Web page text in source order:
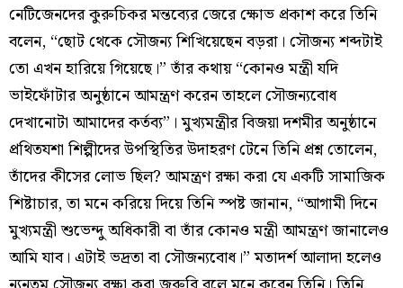
নেটিজেনদের কুরুচিকর মন্তব্যের জেরে ক্ষোভ প্রকাশ করে তিনি
বলেন, “ছোট থেকে সৌজন্য শিখিয়েছেন বড়রা। সৌজন্য শব্দটাই
তো এখন হারিয়ে গিয়েছে।” তাঁর কথায় “কোনও মন্ত্রী যদি
ভাইফোঁটার অনুষ্ঠানে আমন্ত্রণ করেন তাহলে সৌজন্যবোধ
দেখানোটা আমাদের কর্তব্য”। মুখ্যমন্ত্রীর বিজয়া দশমীর অনুষ্ঠানে
প্রথিতযশা শিল্পীদের উপস্থিতির উদাহরণ টেনে তিনি প্রশ্ন তোলেন,
তাঁদের কীসের লোভ ছিল? আমন্ত্রণ রক্ষা করা যে একটি সামাজিক
শিষ্টাচার, তা মনে করিয়ে দিয়ে তিনি স্পষ্ট জানান, “আগামী দিনে
মুখ্যমন্ত্রী শুভেন্দু অধিকারী বা তাঁর কোনও মন্ত্রী আমন্ত্রণ জানালেও
আমি যাব। এটাই ভদ্রতা বা সৌজন্যবোধ।” মতাদর্শ আলাদা হলেও